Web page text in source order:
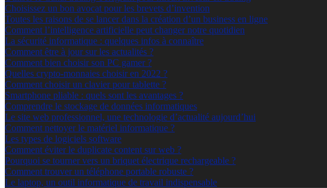
Choisissez un bon avocat pour les brevets d’invention
Toutes les raisons de se lancer dans la création d’un business en ligne
Comment l’intelligence artificielle peut changer notre quotidien
La sécurité informatique : quelques infos à connaître
Comment être à jour sur les actualités ?
Comment bien choisir son PC gamer ?
Quelles crypto-monnaies choisir en 2022 ?
Comment choisir un clavier pour tablette ?
Smartphone pliable : quels sont les avantages ?
Comprendre le stockage de données informatiques
Le site web professionnel, une technologie d’actualité aujourd’hui
Comment nettoyer le matériel informatique ?
Les types de logiciels software
Comment éviter le duplicate content sur web ?
Pourquoi se tourner vers un briquet électrique rechargeable ?
Comment trouver un téléphone portable robuste ?
Le laptop, un outil informatique de travail indispensable